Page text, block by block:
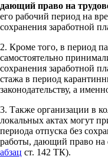
дающий право на
его рабочий период на
сохранения заработной
2. Кроме того, в период
самостоятельно
сохранения заработной
стажа в период
законодательству, а
3. Также организации в
локальных актах могут
периода отпуска без
работы, дающий право на
абзац ст. 142 ТК).